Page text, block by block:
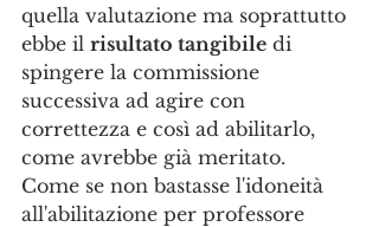
quella valutazione ma soprattutto
ebbe il risultato tangibile di
spingere la commissione
successiva ad agire con
correttezza e così ad abilitarlo,
come avrebbe già meritato.
Come se non bastasse l'idoneità
all'abilitazione per professore